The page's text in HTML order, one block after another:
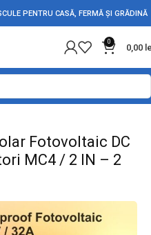
PENTRU CASĂ, FERMĂ ȘI GRĂDINĂ
0
0,00
Fotovoltaic DC
MC4 / 2 IN – 2